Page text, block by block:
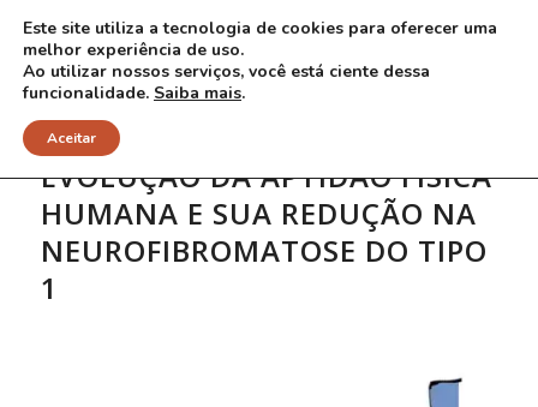
EVOLUÇÃO DA APTIDÃO FÍSICA
HUMANA E SUA REDUÇÃO NA
NEUROFIBROMATOSE DO TIPO
1
Este site utiliza a tecnologia de cookies para oferecer uma
melhor experiência de uso.
Ao utilizar nossos serviços, você está ciente dessa
funcionalidade. Saiba mais.
Aceitar